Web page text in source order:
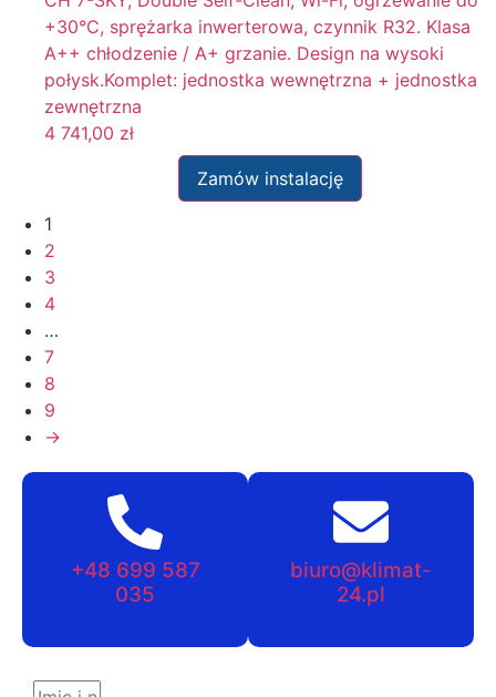
+30°C, sprężarka inwerterowa, czynnik R32. Klasa
A++ chłodzenie / A+ grzanie. Design na wysoki
połysk.Komplet: jednostka wewnętrzna + jednostka
zewnętrzna
4 741,00 zł
Zamów instalację
1
2
3
4
…
7
8
9
→
+48 699 587
035
biuro@klimat-
24.pl